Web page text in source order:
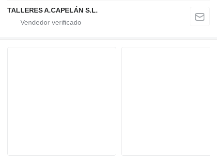
TALLERES A.CAPELÁN S.L.